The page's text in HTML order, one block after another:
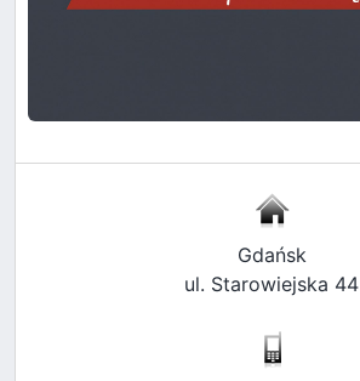
Gdańsk
ul. Starowiejska 44